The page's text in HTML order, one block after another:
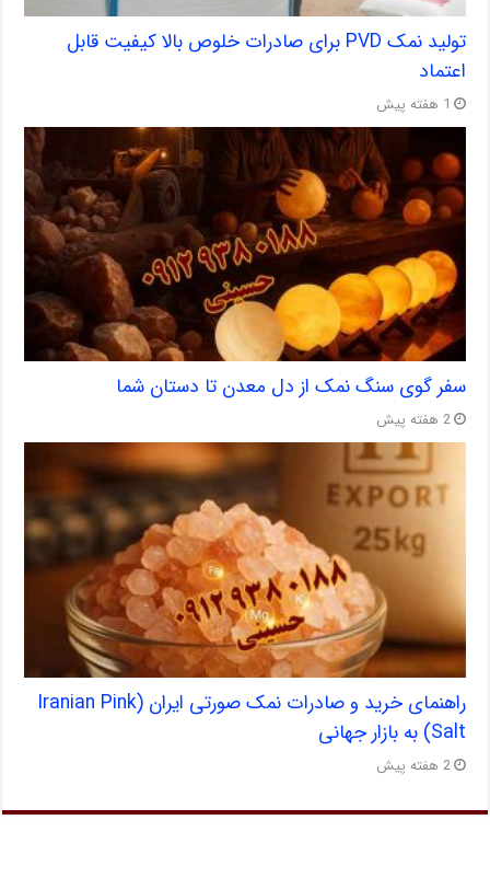
تولید نمک PVD برای صادرات خلوص بالا کیفیت قابل
اعتماد
1 هفته پیش
سفر گوی سنگ نمک از دل معدن تا دستان شما
2 هفته پیش
راهنمای خرید و صادرات نمک صورتی ایران (Iranian Pink
Salt) به بازار جهانی
2 هفته پیش